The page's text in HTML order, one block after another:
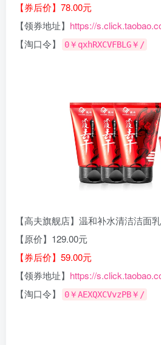
【券后价】78.00元
【领券地址】 https://
【淘口令】
0￥qxhRXCVFBLG￥/
【高夫旗舰店】温和补水清洁洁面
【原价】129.00元
【券后价】59.00元
【领券地址】 https://
【淘口令】
0￥AEXQXCVvzPB￥/